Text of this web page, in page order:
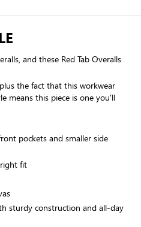
and these Red Tab Overalls
the fact that this workwear
means this piece is one you'll
pockets and smaller side
fit
sturdy construction and all-day